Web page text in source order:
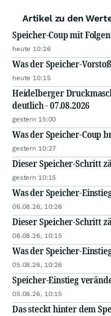
Artikel zu den
Speicher-Coup mit
heute 10:26
Was der Speicher-
heute 10:15
Heidelberger
deutlich - 07.08.2026
gestern 15:00
Was der Speicher-Coup
gestern 10:27
Dieser Speicher-Schritt
gestern 10:15
Was der Speicher-
06.08.26, 10:26
Dieser Speicher-Schritt
06.08.26, 10:15
Was der Speicher-
05.08.26, 10:26
Speicher-Einstieg
05.08.26, 10:15
Das steckt hinter dem